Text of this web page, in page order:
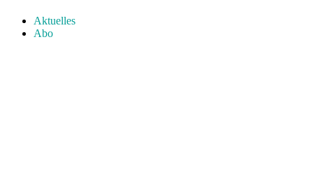
Aktuelles
Abo